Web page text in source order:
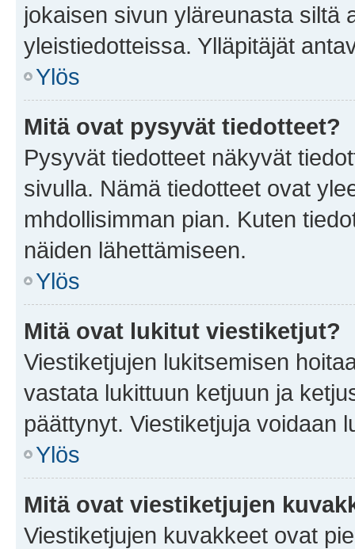
jokaisen sivun yläreunasta siltä
yleistiedotteissa. Ylläpitäjät
Ylös
Mitä ovat pysyvät tiedotteet?
Pysyvät tiedotteet näkyvät
sivulla. Nämä tiedotteet ovat
mhdollisimman pian. Kuten
näiden lähettämiseen.
Ylös
Mitä ovat lukitut viestiketjut?
Viestiketjujen lukitsemisen
vastata lukittuun ketjuun ja
päättynyt. Viestiketjuja voidaan
Ylös
Mitä ovat viestiketjujen
Viestiketjujen kuvakkeet ovat